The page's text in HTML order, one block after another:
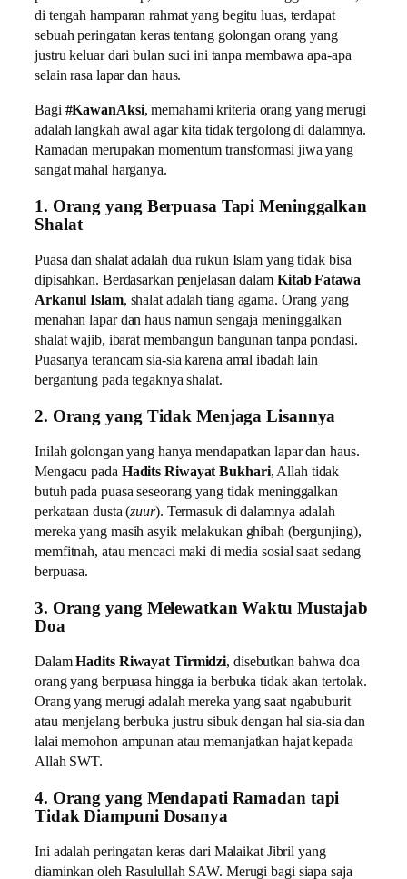
di tengah hamparan rahmat yang begitu luas, terdapat
sebuah peringatan keras tentang golongan orang yang
justru keluar dari bulan suci ini tanpa membawa apa-apa
selain rasa lapar dan haus.
Bagi #KawanAksi, memahami kriteria orang yang merugi
adalah langkah awal agar kita tidak tergolong di dalamnya.
Ramadan merupakan momentum transformasi jiwa yang
sangat mahal harganya.
1. Orang yang Berpuasa Tapi Meninggalkan
Shalat
Puasa dan shalat adalah dua rukun Islam yang tidak bisa
dipisahkan. Berdasarkan penjelasan dalam Kitab Fatawa
Arkanul Islam, shalat adalah tiang agama. Orang yang
menahan lapar dan haus namun sengaja meninggalkan
shalat wajib, ibarat membangun bangunan tanpa pondasi.
Puasanya terancam sia-sia karena amal ibadah lain
bergantung pada tegaknya shalat.
2. Orang yang Tidak Menjaga Lisannya
Inilah golongan yang hanya mendapatkan lapar dan haus.
Mengacu pada Hadits Riwayat Bukhari, Allah tidak
butuh pada puasa seseorang yang tidak meninggalkan
perkataan dusta (zuur). Termasuk di dalamnya adalah
mereka yang masih asyik melakukan ghibah (bergunjing),
memfitnah, atau mencaci maki di media sosial saat sedang
berpuasa.
3. Orang yang Melewatkan Waktu Mustajab
Doa
DalamHadits Riwayat Tirmidzi, disebutkan bahwa doa
orang yang berpuasa hingga ia berbuka tidak akan tertolak.
Orang yang merugi adalah mereka yang saat ngabuburit
atau menjelang berbuka justru sibuk dengan hal sia-sia dan
lalai memohon ampunan atau memanjatkan hajat kepada
Allah SWT.
4. Orang yang Mendapati Ramadan tapi
Tidak Diampuni Dosanya
Ini adalah peringatan keras dari Malaikat Jibril yang
diaminkan oleh Rasulullah SAW. Merugi bagi siapa saja